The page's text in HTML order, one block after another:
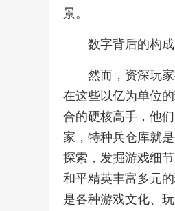
景。
数字背后的构
然而，资深玩
在这些以亿为单位
合的硬核高手，他
家，特种兵仓库就
探索，发掘游戏细
和平精英丰富多元
是各种游戏文化、